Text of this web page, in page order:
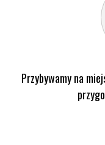
Przybywamy na